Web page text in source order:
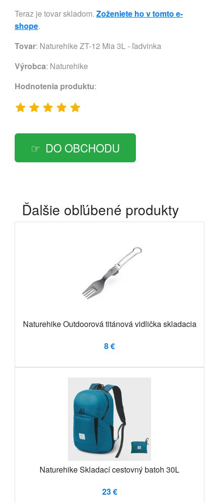
Teraz je tovar skladom. Zoženiete ho v tomto e-
shope.
Tovar: Naturehike ZT-12 Mia 3L - ľadvinka
Výrobca: Naturehike
Hodnotenia produktu:
DO OBCHODU
Ďalšie obľúbené produkty
Naturehike Outdoorová titánová vidlička skladacia
8 €
Naturehike Skladací cestovný batoh 30L
23 €